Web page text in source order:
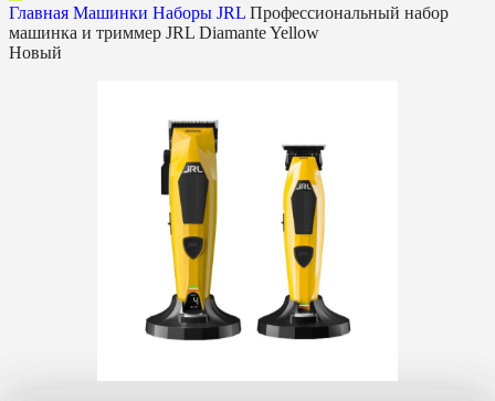
Главная Машинки Наборы JRL Профессиональный набор
машинка и триммер JRL Diamante Yellow
Новый